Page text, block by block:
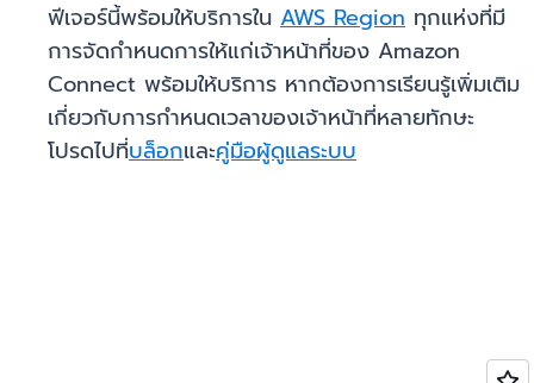
ฟีเจอร์นี้พร้อมให้บริการใน AWS Region ทุกแห่งที่มี
การจัดกำหนดการให้แก่เจ้าหน้าที่ของ Amazon
Connect พร้อมให้บริการ หากต้องการเรียนรู้เพิ่มเติม
เกี่ยวกับการกำหนดเวลาของเจ้าหน้าที่หลายทักษะ
โปรดไปที่บล็อกและคู่มือผู้ดูแลระบบ